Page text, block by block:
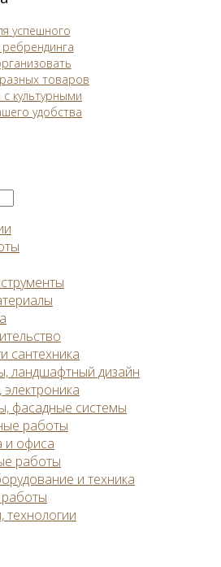
успешного
товаров
культурными
удобства
сантехника
ландшафтный дизайн
фасадные системы
работы
и офиса
работы
и техника
технологии